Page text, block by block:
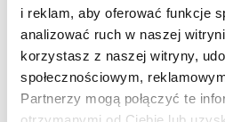
i reklam, aby oferować funkcje
analizować ruch w naszej
korzystasz z naszej witryny,
społecznościowym,
Partnerzy mogą połączyć te